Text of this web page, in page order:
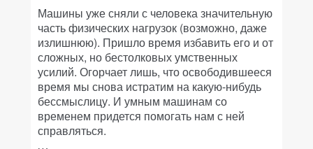
Машины уже сняли с человека значительную
часть физических нагрузок (возможно, даже
излишнюю). Пришло время избавить его и от
сложных, но бестолковых умственных
усилий. Огорчает лишь, что освободившееся
время мы снова истратим на какую-нибудь
бессмыслицу. И умным машинам со
временем придется помогать нам с ней
справляться.